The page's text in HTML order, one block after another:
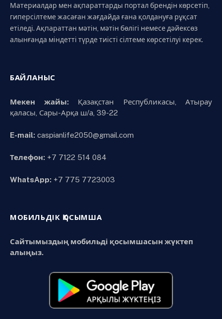
Материалдар мен ақпараттарды портал брендін көрсетіп,
гиперсілтеме жасаған жағдайда ғана қолдануға рұқсат
етіледі. Ақпараттан мәтін, мәтін бөлігі немесе дәйексөз
алынғанда міндетті түрде тиісті сілтеме көрсетілуі керек.
БАЙЛАНЫС
Мекен жайы:Қазақстан Республикасы, Атырау
қаласы, Сары-Арқа ш/а, 39-22
E-mail: caspianlife2050@gmail.com
Телефон: +7 7122 514 084
WhatsApp: +7 775 7723003
МОБИЛЬДІК ҚОСЫМША
Сайтымыздың мобильді қосымшасын жүктеп
алыңыз.